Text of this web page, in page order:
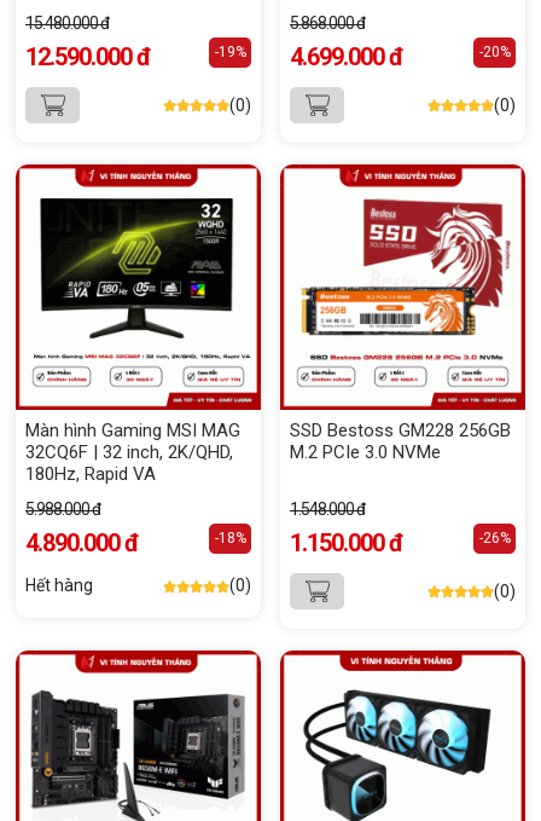
15.480.000 đ
12.590.000 đ -19%
(0)
5.868.000 đ
4.699.000 đ -20%
(0)
Màn hình Gaming MSI MAG
32CQ6F | 32 inch, 2K/QHD,
180Hz, Rapid VA
5.988.000 đ
4.890.000 đ -18%
Hết hàng (0)
SSD Bestoss GM228 256GB
M.2 PCIe 3.0 NVMe
1.548.000 đ
1.150.000 đ -26%
(0)